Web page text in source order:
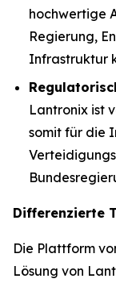
hochwertige
Regierung,
Infrastruktur
Lantronix ist
somit für die
Differenzierte
Die Plattform
Lösung von